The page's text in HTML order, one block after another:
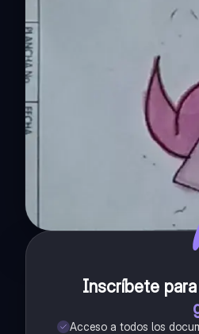
Inscríbete
Acceso a todos los